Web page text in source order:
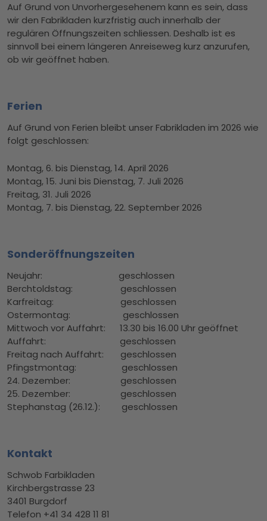
Auf Grund von Unvorhergesehenem kann es sein, dass
wir den Fabrikladen kurzfristig auch innerhalb der
regulären Öffnungszeiten schliessen. Deshalb ist es
sinnvoll bei einem längeren Anreiseweg kurz anzurufen,
ob wir geöffnet haben.
Ferien
Auf Grund von Ferien bleibt unser Fabrikladen im 2026 wie
folgt geschlossen:
Montag, 6. bis Dienstag, 14. April 2026
Montag, 15. Juni bis Dienstag, 7. Juli 2026
Freitag, 31. Juli 2026
Montag, 7. bis Dienstag, 22. September 2026
Sonderöffnungszeiten
Neujahr: geschlossen
Berchtoldstag: geschlossen
Karfreitag: geschlossen
Ostermontag: geschlossen
Mittwoch vor Auffahrt: 13.30 bis 16.00 Uhr geöffnet
Auffahrt: geschlossen
Freitag nach Auffahrt: geschlossen
Pfingstmontag: geschlossen
24. Dezember: geschlossen
25. Dezember: geschlossen
Stephanstag (26.12.): geschlossen
Kontakt
Schwob Farbikladen
Kirchbergstrasse 23
3401 Burgdorf
Telefon +41 34 428 11 81